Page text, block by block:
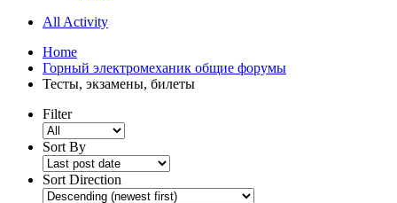
All Activity
Home
Горный электромеханик общие форумы
Тесты, экзамены, билеты
Filter
Sort By
Sort Direction